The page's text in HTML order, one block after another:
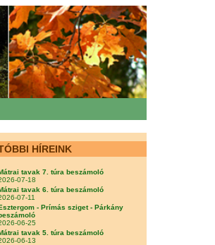
HÍREINK
tavak 7. túra beszámoló
07-18
tavak 6. túra beszámoló
07-11
- Prímás sziget - Párkány
06-25
tavak 5. túra beszámoló
06-13